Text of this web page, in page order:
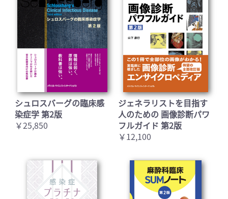
シュロスバーグの臨床感
染症学 第2版
￥25,850
ジェネラリストを目指す
人のための 画像診断パワ
フルガイド 第2版
￥12,100